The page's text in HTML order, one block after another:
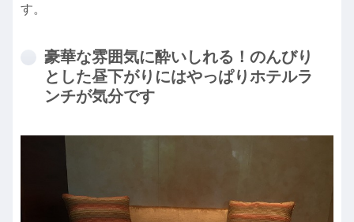
す。
豪華な雰囲気に酔いしれる！のんびり
とした昼下がりにはやっぱりホテルラ
ンチが気分です